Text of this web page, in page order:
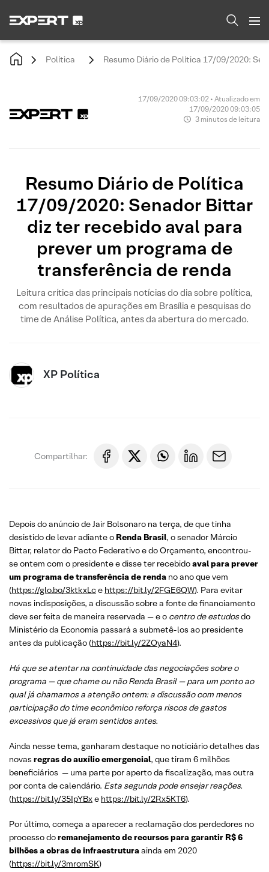
Política Resumo Diário de Política 17/09/2020:
17/09/2020 09:03:02 • Atualizado em
17/09/2020 09:03:05
3 minutos de leitura
Resumo Diário de Política
17/09/2020: Senador Bittar
diz ter recebido aval para
prever um programa de
transferência de renda
Leitura crítica das principais notícias do dia sobre política,
com resultados de apurações em Brasília e pesquisas do
time de Análise Política, antes da abertura do mercado.
XP Política
Compartilhar:
Depois do anúncio de Jair Bolsonaro na terça, de que tinha
desistido de levar adiante o Renda Brasil, o senador Márcio
Bittar, relator do Pacto Federativo e do Orçamento, encontrou-
se ontem com o presidente e disse ter recebidoaval para prever
um programa de transferência de renda no ano que vem
(https://glo.bo/3ktkxLce https://bit.ly/2FGE6QW). Para evitar
novas indisposições, a discussão sobre a fonte de financiamento
deve ser feita de maneira reservada — e o centro de estudosdo
Ministério da Economia passará a submetê-los ao presidente
antes da publicação (https://bit.ly/2ZOyaN4).
Há que se atentar na continuidade das negociações sobre o
programa — que chame ou não Renda Brasil — para um ponto ao
qual já chamamos a atenção ontem: a discussão com menos
participação do time econômico reforça riscos de gastos
excessivos que já eram sentidos antes.
Ainda nesse tema, ganharam destaque no noticiário detalhes das
novas regras do auxílio emergencial, que tiram 6 milhões
beneficiários — uma parte por aperto da fiscalização, mas outra
por conta de calendário. Esta segunda pode ensejar reações.
(https://bit.ly/35IpYBxe https://bit.ly/2Rx5KT6).
Por último, começa a aparecer a reclamação dos perdedores no
processo doremanejamento de recursos para garantir R$ 6
bilhões a obras de infraestruturaainda em 2020
(https://bit.ly/3mromSK)